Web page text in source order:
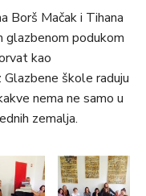
Borš Mačak i Tihana
glazbenom podukom
kao
škole raduju
nema ne samo u
zemalja.